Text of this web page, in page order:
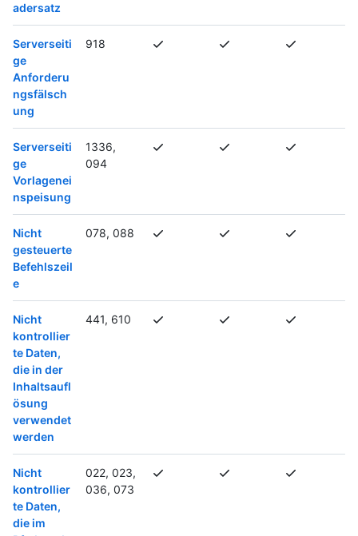
adersatz
Serverseiti
ge
Anforderu
ngsfälsch
ung
918
Serverseiti
ge
Vorlagenei
nspeisung
1336,
094
Nicht
gesteuerte
Befehlszeil
e
078, 088
Nicht
kontrollier
te Daten,
die in der
Inhaltsaufl
ösung
verwendet
werden
441, 610
Nicht
kontrollier
te Daten,
die im
022, 023,
036, 073